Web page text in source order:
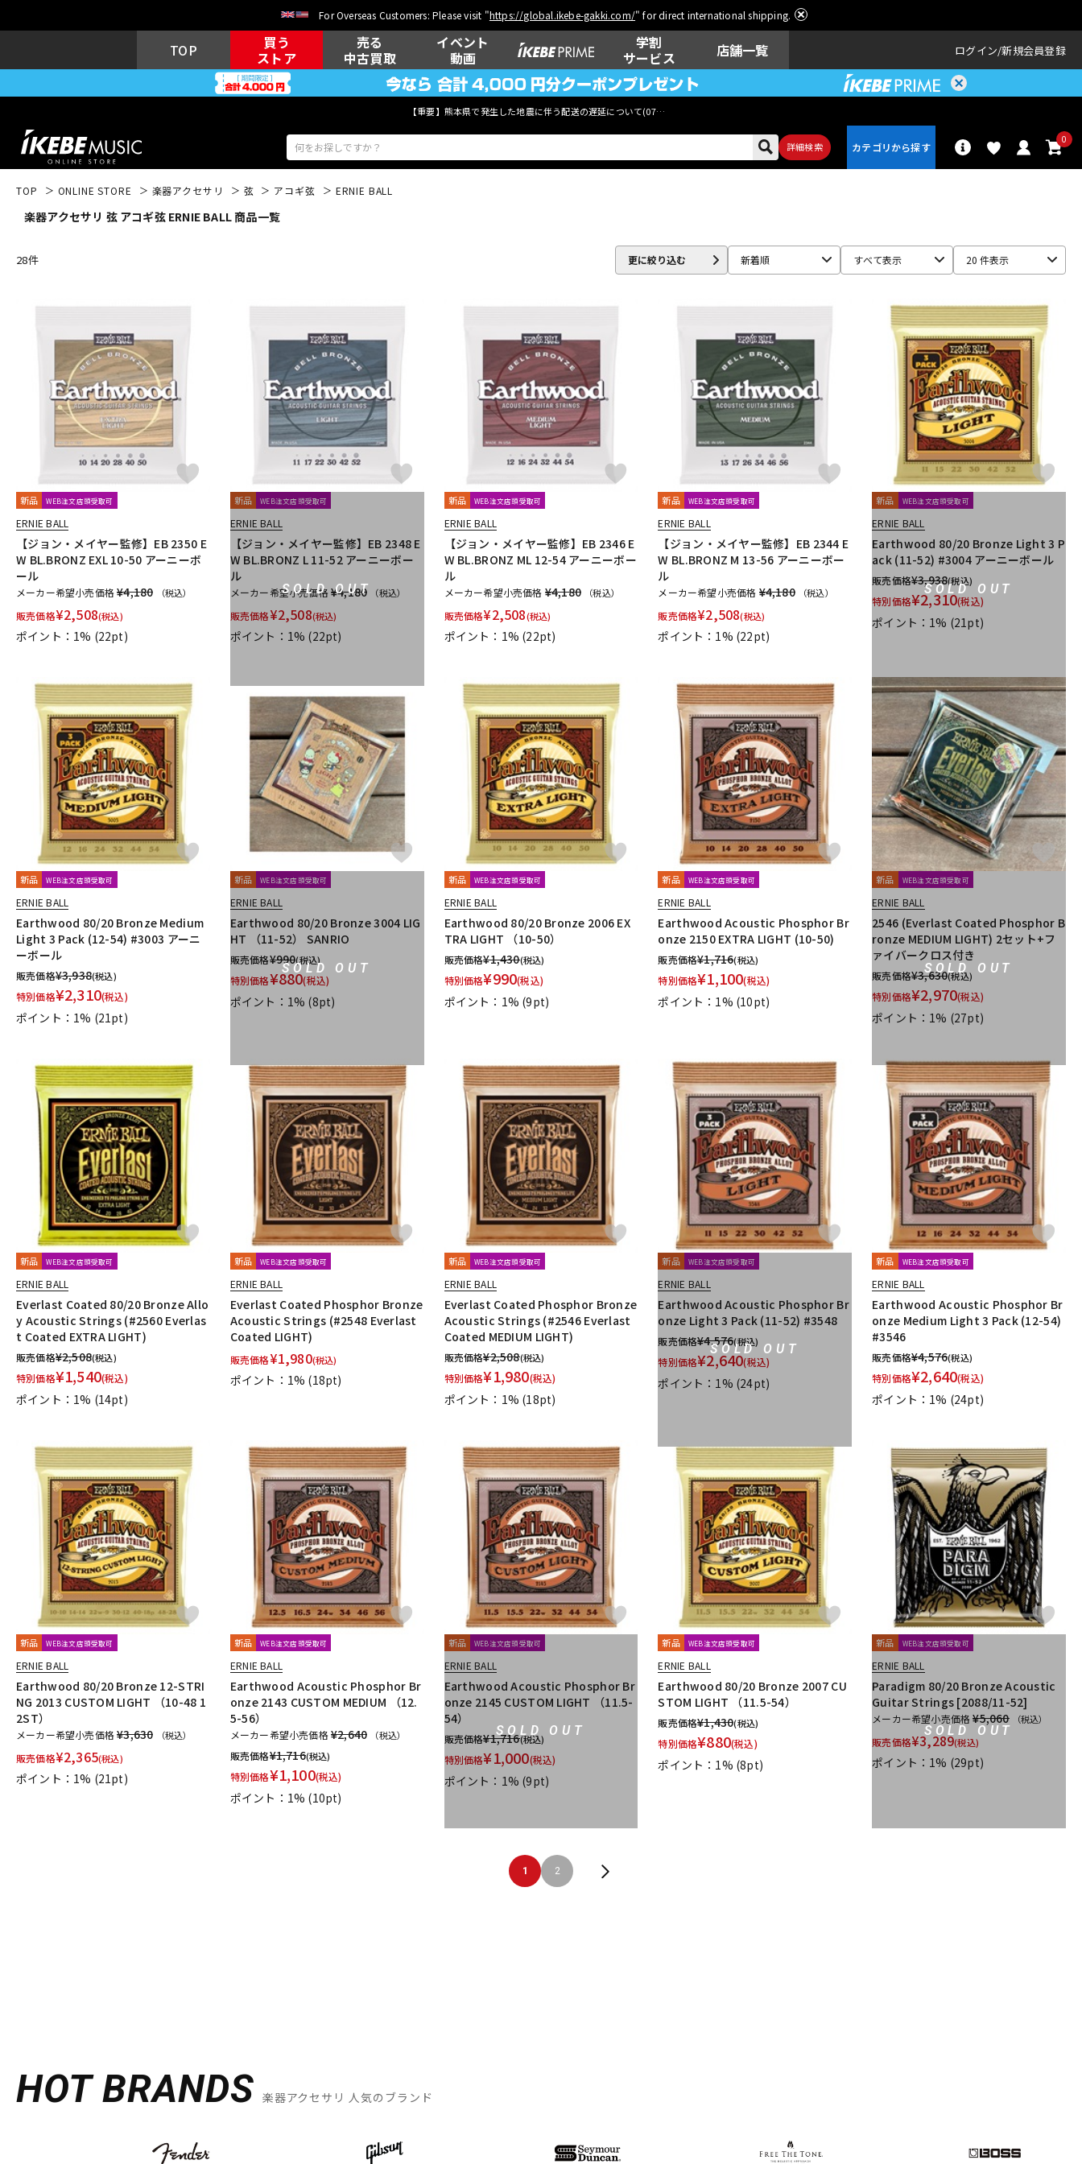
For Overseas Customers: Please visit "https://global.ikebe-gakki.com/" for direct international shipping.
TOP
買う
ストア
売る
中古買取
イベント
動画
学割
サービス
店舗一覧 ログイン 新規会員登録
【重要】熊本県で発生した地震に伴う配送の遅延について(07月29日
詳細検索
0
アコギ/エレ
キーボード 電子ピアノ 管楽器 その他楽器 アンプ エフェクター
DJ機器 DTM DTM オンラ
イン納品
レコーディン
グ機器
配信/ライブ
機器
楽器アクセサ
リ
中古 ヴィンテージ
TOP ONLINE STORE 楽器アクセサリ 弦 アコギ弦 ERNIE BALL
楽器アクセサリ 弦 アコギ弦 ERNIE BALL 商品一覧
28件 更に絞り込む 新着順 すべて表示 20 件表示
新品 WEB注文店頭受取可
ERNIE BALL
【ジョン・メイヤー監修】EB 2350 E
W BL.BRONZ EXL 10-50 アーニーボ
ール
メーカー希望小売価格¥4,180 （税込）
販売価格¥2,508(税込)
ポイント：1% (22pt)
SOLD OUT
新品 WEB注文店頭受取可
ERNIE BALL
【ジョン・メイヤー監修】EB 2348 E
W BL.BRONZ L 11-52 アーニーボー
ル
メーカー希望小売価格 ¥4,180 （税込）
販売価格¥2,508(税込)
ポイント：1% (22pt)
新品 WEB注文店頭受取可
ERNIE BALL
【ジョン・メイヤー監修】EB 2346 E
W BL.BRONZ ML 12-54 アーニーボー
ル
メーカー希望小売価格 ¥4,180 （税込）
販売価格¥2,508(税込)
ポイント：1% (22pt)
新品 WEB注文店頭受取可
ERNIE BALL
【ジョン・メイヤー監修】EB 2344 E
W BL.BRONZ M 13-56 アーニーボー
ル
メーカー希望小売価格 ¥4,180 （税込）
販売価格¥2,508(税込)
ポイント：1% (22pt)
SOLD OUT
新品 WEB注文店頭受取可
ERNIE BALL
Earthwood 80/20 Bronze Light 3 P
ack (11-52) #3004 アーニーボール
販売価格¥3,938(税込)
特別価格¥2,310(税込)
ポイント：1% (21pt)
新品 WEB注文店頭受取可
ERNIE BALL
Earthwood 80/20 Bronze Medium
Light 3 Pack (12-54) #3003 アーニ
ーボール
販売価格¥3,938(税込)
特別価格¥2,310(税込)
ポイント：1% (21pt)
SOLD OUT
新品 WEB注文店頭受取可
ERNIE BALL
Earthwood 80/20 Bronze 3004 LIG
HT （11-52） SANRIO
販売価格¥990(税込)
特別価格¥880(税込)
ポイント：1% (8pt)
新品 WEB注文店頭受取可
ERNIE BALL
Earthwood 80/20 Bronze 2006 EX
TRA LIGHT （10-50）
販売価格¥1,430(税込)
特別価格¥990(税込)
ポイント：1% (9pt)
新品 WEB注文店頭受取可
ERNIE BALL
Earthwood Acoustic Phosphor Br
onze 2150 EXTRA LIGHT (10-50)
販売価格¥1,716(税込)
特別価格¥1,100(税込)
ポイント：1% (10pt)
SOLD OUT
新品 WEB注文店頭受取可
ERNIE BALL
2546 (Everlast Coated Phosphor B
ronze MEDIUM LIGHT) 2セット+フ
ァイバークロス付き
販売価格¥3,630(税込)
特別価格¥2,970(税込)
ポイント：1% (27pt)
新品 WEB注文店頭受取可
ERNIE BALL
Everlast Coated 80/20 Bronze Allo
y Acoustic Strings (#2560 Everlas
t Coated EXTRA LIGHT)
販売価格¥2,508(税込)
特別価格¥1,540(税込)
ポイント：1% (14pt)
新品 WEB注文店頭受取可
ERNIE BALL
Everlast Coated Phosphor Bronze
Acoustic Strings (#2548 Everlast
Coated LIGHT)
販売価格¥1,980(税込)
ポイント：1% (18pt)
新品 WEB注文店頭受取可
ERNIE BALL
Everlast Coated Phosphor Bronze
Acoustic Strings (#2546 Everlast
Coated MEDIUM LIGHT)
販売価格¥2,508(税込)
特別価格¥1,980(税込)
ポイント：1% (18pt)
SOLD OUT
新品 WEB注文店頭受取可
ERNIE BALL
Earthwood Acoustic Phosphor Br
onze Light 3 Pack (11-52) #3548
販売価格¥4,576(税込)
特別価格¥2,640(税込)
ポイント：1% (24pt)
新品 WEB注文店頭受取可
ERNIE BALL
Earthwood Acoustic Phosphor Br
onze Medium Light 3 Pack (12-54)
#3546
販売価格¥4,576(税込)
特別価格¥2,640(税込)
ポイント：1% (24pt)
新品 WEB注文店頭受取可
ERNIE BALL
Earthwood 80/20 Bronze 12-STRI
NG 2013 CUSTOM LIGHT （10-48 1
2ST）
メーカー希望小売価格¥3,630 （税込）
販売価格¥2,365(税込)
ポイント：1% (21pt)
新品 WEB注文店頭受取可
ERNIE BALL
Earthwood Acoustic Phosphor Br
onze 2143 CUSTOM MEDIUM （12.
5-56）
メーカー希望小売価格¥2,640 （税込）
販売価格¥1,716(税込)
特別価格¥1,100(税込)
ポイント：1% (10pt)
SOLD OUT
新品 WEB注文店頭受取可
ERNIE BALL
Earthwood Acoustic Phosphor Br
onze 2145 CUSTOM LIGHT （11.5-
54）
販売価格¥1,716(税込)
特別価格¥1,000(税込)
ポイント：1% (9pt)
新品 WEB注文店頭受取可
ERNIE BALL
Earthwood 80/20 Bronze 2007 CU
STOM LIGHT （11.5-54）
販売価格¥1,430(税込)
特別価格¥880(税込)
ポイント：1% (8pt)
SOLD OUT
新品 WEB注文店頭受取可
ERNIE BALL
Paradigm 80/20 Bronze Acoustic
Guitar Strings [2088/11-52]
メーカー希望小売価格 ¥5,060 （税込）
販売価格¥3,289(税込)
ポイント：1% (29pt)
1 2
HOT BRANDS 楽器アクセサリ 人気のブランド